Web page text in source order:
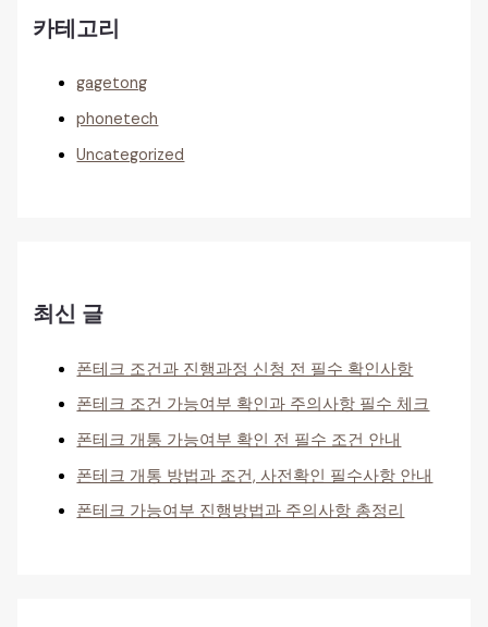
카테고리
gagetong
phonetech
Uncategorized
최신 글
폰테크 조건과 진행과정 신청 전 필수 확인사항
폰테크 조건 가능여부 확인과 주의사항 필수 체크
폰테크 개통 가능여부 확인 전 필수 조건 안내
폰테크 개통 방법과 조건, 사전확인 필수사항 안내
폰테크 가능여부 진행방법과 주의사항 총정리